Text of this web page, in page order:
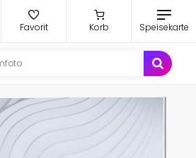
Favorit Korb Speisekarte